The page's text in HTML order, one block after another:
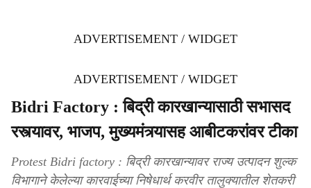
ADVERTISEMENT / WIDGET
ADVERTISEMENT / WIDGET
Bidri Factory : बिद्री कारखान्यासाठी सभासद
रस्त्यावर, भाजप, मुख्यमंत्र्यासह आबीटकरांवर टीका
Protest Bidri factory : बिद्री कारखान्यावर राज्य उत्पादन शुल्क
विभागाने केलेल्या कारवाईच्या निषेधार्थ करवीर तालुक्यातील शेतकरी